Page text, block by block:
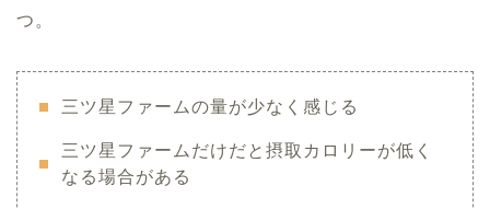
つ。
三ツ星ファームの量が少なく感じる
三ツ星ファームだけだと摂取カロリーが低く
なる場合がある